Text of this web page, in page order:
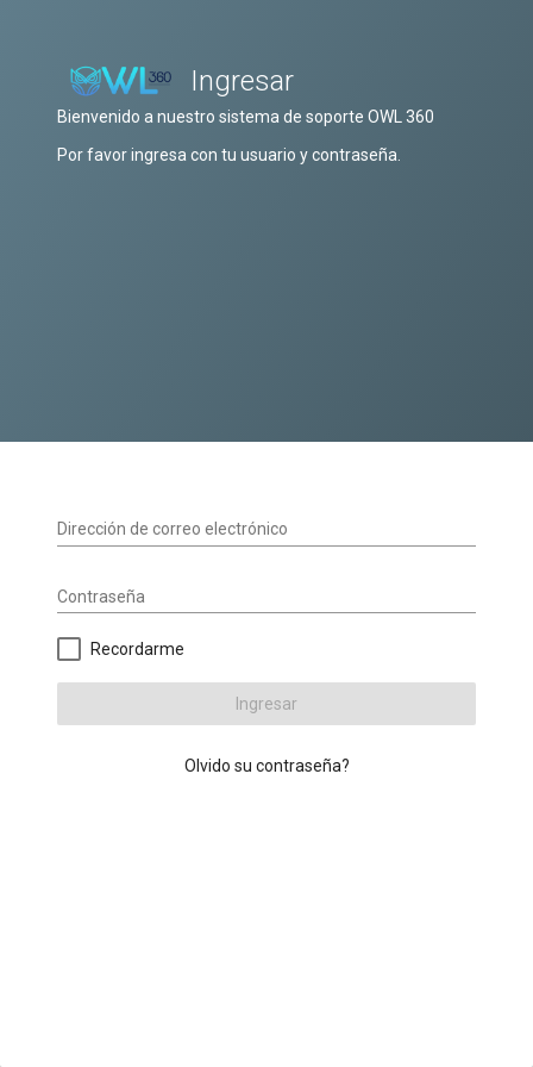
Ingresar
Bienvenido a nuestro sistema de soporte OWL 360
Por favor ingresa con tu usuario y contraseña.
Dirección de correo electrónico
Contraseña
Recordarme
Ingresar
Olvido su contraseña?